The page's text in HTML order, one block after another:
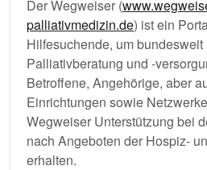
Der Wegweiser (
palliativmedizin.de) ist ein
Hilfesuchende, um
Palliativberatung und -
Betroffene, Angehörige, aber
Einrichtungen sowie
Wegweiser Unterstützung bei
nach Angeboten der Hospiz-
erhalten.